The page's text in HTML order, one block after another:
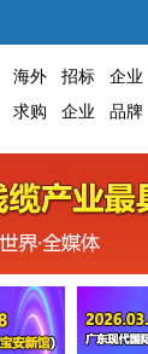
海外 招标 企业
求购 企业 品牌